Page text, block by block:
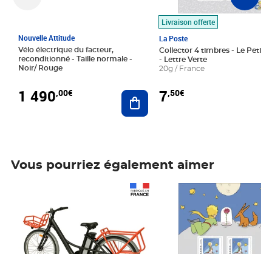
Nouvelle Attitude
Vélo électrique du facteur,
reconditionné - Taille normale -
Noir/ Rouge
1 490,00€ Ajouter au panier
Livraison offerte
La Poste
Collector 4 timbres - Le Petit
- Lettre Verte
20g / France
7,50€
Vous pourriez également aimer
Prix 7,50€